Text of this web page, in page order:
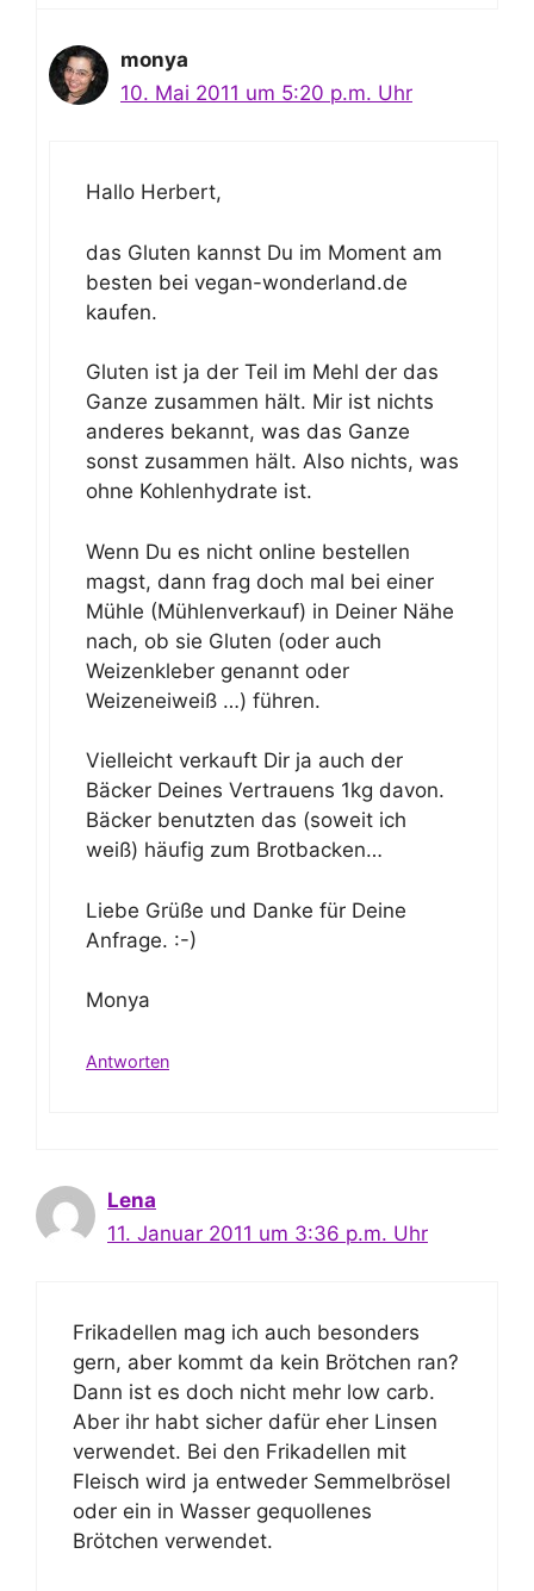
monya
10. Mai 2011 um 5:20 p.m. Uhr
Hallo Herbert,
das Gluten kannst Du im Moment am
besten bei vegan-wonderland.de
kaufen.
Gluten ist ja der Teil im Mehl der das
Ganze zusammen hält. Mir ist nichts
anderes bekannt, was das Ganze
sonst zusammen hält. Also nichts, was
ohne Kohlenhydrate ist.
Wenn Du es nicht online bestellen
magst, dann frag doch mal bei einer
Mühle (Mühlenverkauf) in Deiner Nähe
nach, ob sie Gluten (oder auch
Weizenkleber genannt oder
Weizeneiweiß …) führen.
Vielleicht verkauft Dir ja auch der
Bäcker Deines Vertrauens 1kg davon.
Bäcker benutzten das (soweit ich
weiß) häufig zum Brotbacken…
Liebe Grüße und Danke für Deine
Anfrage. :-)
Monya
Antworten
Lena
11. Januar 2011 um 3:36 p.m. Uhr
Frikadellen mag ich auch besonders
gern, aber kommt da kein Brötchen ran?
Dann ist es doch nicht mehr low carb.
Aber ihr habt sicher dafür eher Linsen
verwendet. Bei den Frikadellen mit
Fleisch wird ja entweder Semmelbrösel
oder ein in Wasser gequollenes
Brötchen verwendet.